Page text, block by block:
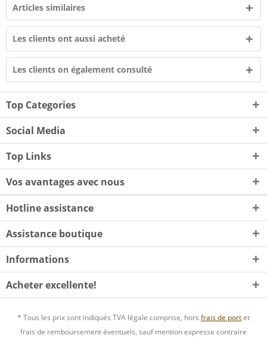
Articles similaires
Les clients ont aussi acheté
Les clients on également consulté
Top Categories
Social Media
Top Links
Vos avantages avec nous
Hotline assistance
Assistance boutique
Informations
Acheter excellente!
* Tous les prix sont indiqués TVA légale comprise, hors frais de portet
frais de remboursement éventuels, sauf mention expresse contraire